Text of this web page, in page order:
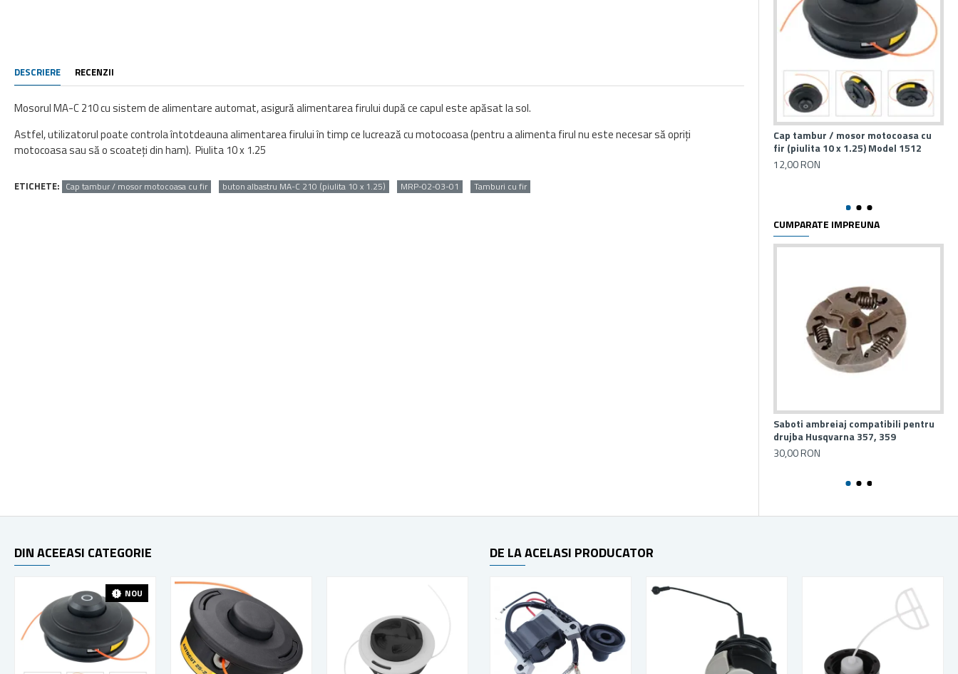
DESCRIERE RECENZII
Mosorul MA-C 210 cu sistem de alimentare automat, asigură alimentarea firului după ce capul este apăsat la sol.
Astfel, utilizatorul poate controla întotdeauna alimentarea firului în timp ce lucrează cu motocoasa (pentru a alimenta firul nu este necesar să opriți
motocoasa sau să o scoateți din ham). Piulita 10 x 1.25
ETICHETE: Cap tambur / mosor motocoasa cu fir buton albastru MA-C 210 (piulita 10 x 1.25) MRP-02-03-01 Tamburi cu fir
Cap tambur / mosor motocoasa cu
fir (piulita 10 x 1.25) Model 1512
12,00 RON
CUMPARATE IMPREUNA
Saboti ambreiaj compatibili pentru
drujba Husqvarna 357, 359
30,00 RON
DIN ACEEASI CATEGORIE
NOU
DE LA ACELASI PRODUCATOR